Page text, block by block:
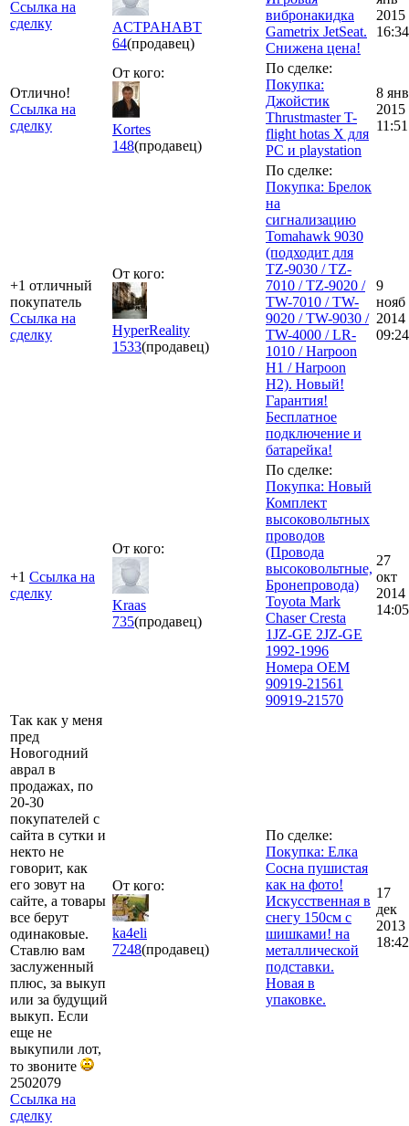
Ссылка на
сделку
ACTPAHABT
64(продавец)
вибронакидка
Gametrix JetSeat.
Снижена цена!
2015
16:34
Отлично!
Ссылка на
сделку
От кого:
Kortes
148(продавец)
По сделке:
Покупка:
Джойстик
Thrustmaster T-
flight hotas X для
PC и playstation
8 янв
2015
11:51
+1 отличный
покупатель
Ссылка на
сделку
От кого:
HyperReality
1533(продавец)
По сделке:
Покупка: Брелок
на
сигнализацию
Tomahawk 9030
(подходит для
TZ-9030 / TZ-
7010 / TZ-9020 /
TW-7010 / TW-
9020 / TW-9030 /
TW-4000 / LR-
1010 / Harpoon
H1 / Harpoon
H2). Новый!
Гарантия!
Бесплатное
подключение и
батарейка!
9
нояб
2014
09:24
+1 Ссылка на
сделку
От кого:
Kraas
735(продавец)
По сделке:
Покупка: Новый
Комплект
высоковольтных
проводов
(Провода
высоковольтные,
Бронепровода)
Toyota Mark
Chaser Cresta
1JZ-GE 2JZ-GE
1992-1996
Номера ОЕМ
90919-21561
90919-21570
27
окт
2014
14:05
Так как у меня
пред
Новогодний
аврал в
продажах, по
20-30
покупателей с
сайта в сутки и
некто не
говорит, как
его зовут на
сайте, а товары
все берут
одинаковые.
Ставлю вам
заслуженный
плюс, за выкуп
или за будущий
выкуп. Если
еще не
выкупили лот,
то звоните
2502079
Ссылка на
сделку
От кого:
ka4eli
7248(продавец)
По сделке:
Покупка: Елка
Сосна пушистая
как на фото!
Искусственная в
снегу 150см с
шишками! на
металлической
подставки.
Новая в
упаковке.
17
дек
2013
18:42